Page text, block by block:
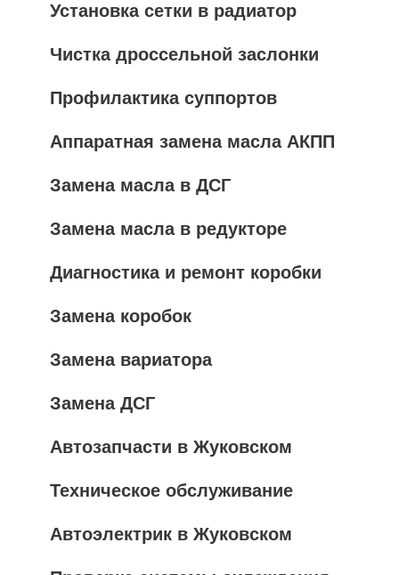
Установка сетки в радиатор
Чистка дроссельной заслонки
Профилактика суппортов
Аппаратная замена масла АКПП
Замена масла в ДСГ
Замена масла в редукторе
Диагностика и ремонт коробки
Замена коробок
Замена вариатора
Замена ДСГ
Автозапчасти в Жуковском
Техническое обслуживание
Автоэлектрик в Жуковском